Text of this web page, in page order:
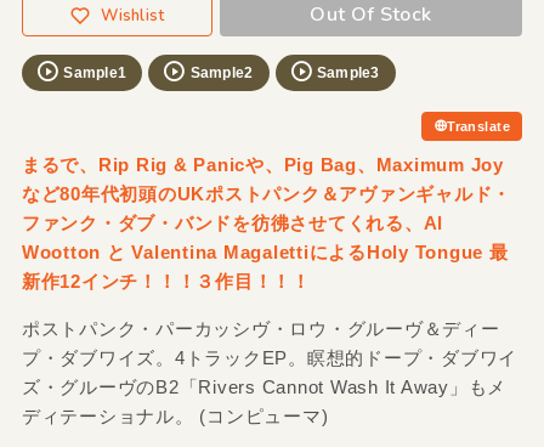
Wishlist Out Of Stock
Sample1 Sample2 Sample3
Translate
まるで、Rip Rig & Panicや、Pig Bag、Maximum Joy
など80年代初頭のUKポストパンク＆アヴァンギャルド・
ファンク・ダブ・バンドを彷彿させてくれる、Al
Wootton と Valentina MagalettiによるHoly Tongue 最
新作12インチ！！！３作目！！！
ポストパンク・パーカッシヴ・ロウ・グルーヴ＆ディー
プ・ダブワイズ。4トラックEP。瞑想的ドープ・ダブワイ
ズ・グルーヴのB2「Rivers Cannot Wash It Away」もメ
ディテーショナル。 (コンピューマ)